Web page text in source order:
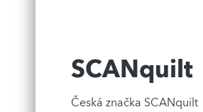
SCANquilt
Česká značka SCANquilt